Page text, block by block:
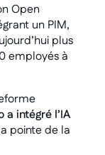
Open
un PIM,
plus
employés à
a intégré l’IA
pointe de la